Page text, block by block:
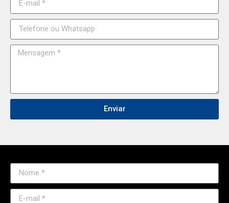
Enviar